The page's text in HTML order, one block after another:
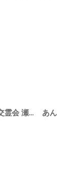
]
あんさんぶるスターズ！！ あんスタ スカウト！宵の交霊会 瀬名泉 深海奏汰 風早巽 大神晃牙 コスプレ衣装